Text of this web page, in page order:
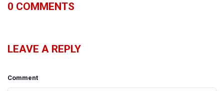
0 COMMENTS
LEAVE A REPLY
Comment